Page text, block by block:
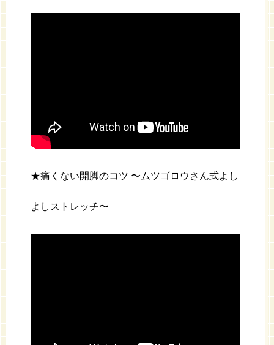
★痛くない開脚のコツ 〜ムツゴロウさん式よし
よしストレッチ〜